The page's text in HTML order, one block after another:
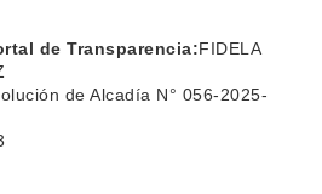
de Transparencia:FIDELA
de Alcadía N° 056-2025-